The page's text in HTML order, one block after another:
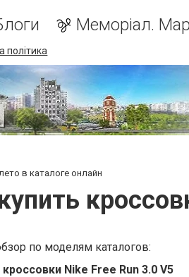
Меморіал.
політика
в каталоге онлайн
по моделям каталогов:
Nike Free Run 3.0 V5